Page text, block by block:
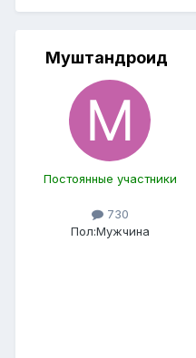
Муштандроид
Постоянные участники
730
Пол:Мужчина